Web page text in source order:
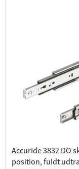
Accuride 3832 DO
position, fuldt